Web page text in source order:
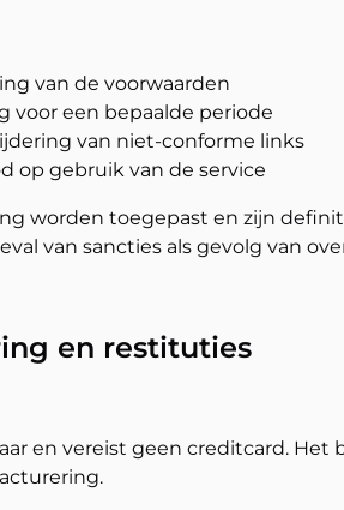
van de voorwaarden
voor een bepaalde periode
van niet-conforme links
op gebruik van de service
worden toegepast en zijn
van sancties als gevolg van
en restituties
en vereist geen creditcard. Het